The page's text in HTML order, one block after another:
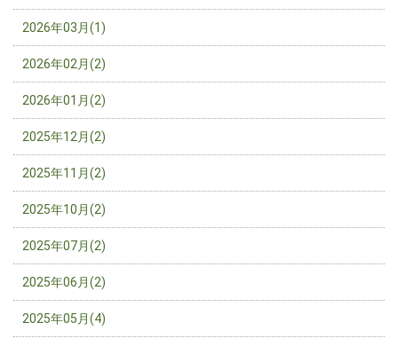
2026年03月(1)
2026年02月(2)
2026年01月(2)
2025年12月(2)
2025年11月(2)
2025年10月(2)
2025年07月(2)
2025年06月(2)
2025年05月(4)